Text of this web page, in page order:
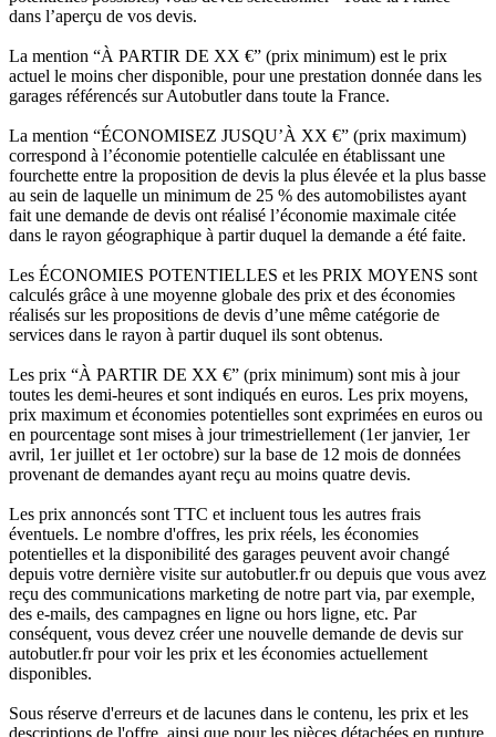
dans l’aperçu de vos devis.
La mention “À PARTIR DE XX €” (prix minimum) est le prix
actuel le moins cher disponible, pour une prestation donnée dans les
garages référencés sur Autobutler dans toute la France.
La mention “ÉCONOMISEZ JUSQU’À XX €” (prix maximum)
correspond à l’économie potentielle calculée en établissant une
fourchette entre la proposition de devis la plus élevée et la plus basse
au sein de laquelle un minimum de 25 % des automobilistes ayant
fait une demande de devis ont réalisé l’économie maximale citée
dans le rayon géographique à partir duquel la demande a été faite.
Les ÉCONOMIES POTENTIELLES et les PRIX MOYENS sont
calculés grâce à une moyenne globale des prix et des économies
réalisés sur les propositions de devis d’une même catégorie de
services dans le rayon à partir duquel ils sont obtenus.
Les prix “À PARTIR DE XX €” (prix minimum) sont mis à jour
toutes les demi-heures et sont indiqués en euros. Les prix moyens,
prix maximum et économies potentielles sont exprimées en euros ou
en pourcentage sont mises à jour trimestriellement (1er janvier, 1er
avril, 1er juillet et 1er octobre) sur la base de 12 mois de données
provenant de demandes ayant reçu au moins quatre devis.
Les prix annoncés sont TTC et incluent tous les autres frais
éventuels. Le nombre d'offres, les prix réels, les économies
potentielles et la disponibilité des garages peuvent avoir changé
depuis votre dernière visite sur autobutler.fr ou depuis que vous avez
reçu des communications marketing de notre part via, par exemple,
des e-mails, des campagnes en ligne ou hors ligne, etc. Par
conséquent, vous devez créer une nouvelle demande de devis sur
autobutler.fr pour voir les prix et les économies actuellement
disponibles.
Sous réserve d'erreurs et de lacunes dans le contenu, les prix et les
descriptions de l'offre, ainsi que pour les pièces détachées en rupture